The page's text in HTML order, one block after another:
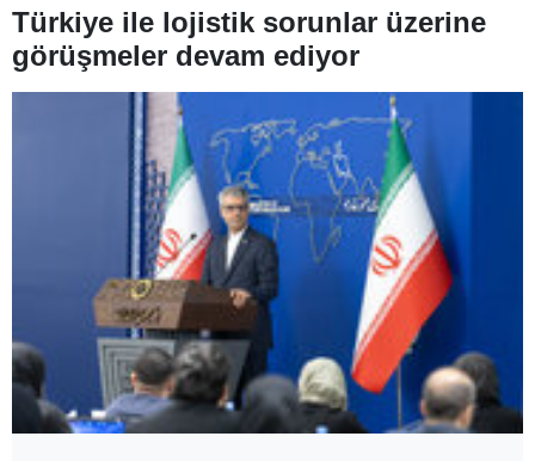
Türkiye ile lojistik sorunlar üzerine
görüşmeler devam ediyor